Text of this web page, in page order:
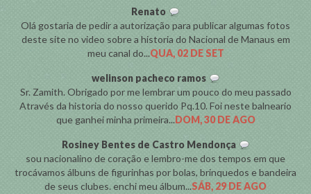
Renato
Olá gostaria de pedir a autorização para publicar algumas fotos
deste site no video sobre a historia do Nacional de Manaus em
meu canal do...QUA, 02 DE SET
welinson pacheco ramos
Sr. Zamith. Obrigado por me lembrar um pouco do meu passado
Através da historia do nosso querido Pq.10. Foi neste balneario
que ganhei minha primeira...DOM, 30 DE AGO
Rosiney Bentes de Castro Mendonça
sou nacionalino de coração e lembro-me dos tempos em que
trocávamos álbuns de figurinhas por bolas, brinquedos e bandeira
de seus clubes. enchi meu álbum...SÁB, 29 DE AGO